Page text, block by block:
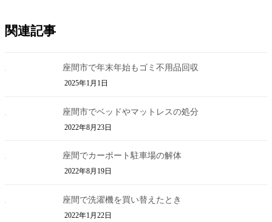
関連記事
座間市で年末年始もゴミ不用品回収
2025年1月1日
座間市でベッドやマットレスの処分
2022年8月23日
座間でカーポート駐車場の解体
2022年8月19日
座間で洗濯機を買い替えたとき
2022年1月22日